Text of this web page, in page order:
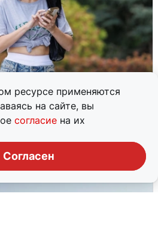
ресурсе применяются
на сайте, вы
согласие на их
Согласен
без